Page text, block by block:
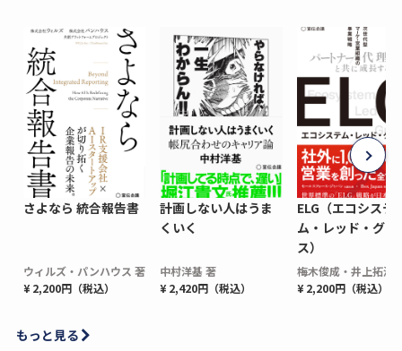
さよなら 統合報告書
ウィルズ・パンハウス 著
¥ 2,200円（税込）
計画しない人はうま
くいく
中村洋基 著
¥ 2,420円（税込）
ELG（エコシステ
ム・レッド・グロ
ス）
梅木俊成・井上拓海
¥ 2,200円（税込）
もっと見る